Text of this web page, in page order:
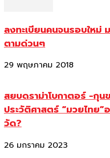
ลงทะเบียนคนจนรอบใหม่
ตามด่วนๆ
29 พฤษภาคม 2018
สยบดราม่าโบกาตอร์ -กุ
ประวัติศาสตร์ “มวยไทย
วัด?
26 มกราคม 2023